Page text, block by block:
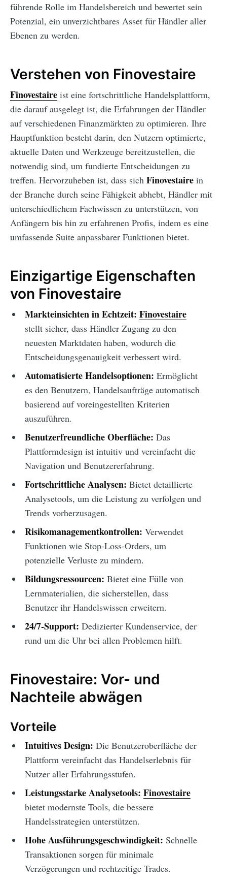
führende Rolle im Handelsbereich und bewertet sein
Potenzial, ein unverzichtbares Asset für Händler aller
Ebenen zu werden.
Verstehen von Finovestaire
Finovestaire ist eine fortschrittliche Handelsplattform,
die darauf ausgelegt ist, die Erfahrungen der Händler
auf verschiedenen Finanzmärkten zu optimieren. Ihre
Hauptfunktion besteht darin, den Nutzern optimierte,
aktuelle Daten und Werkzeuge bereitzustellen, die
notwendig sind, um fundierte Entscheidungen zu
treffen. Hervorzuheben ist, dass sich Finovestaire in
der Branche durch seine Fähigkeit abhebt, Händler mit
unterschiedlichem Fachwissen zu unterstützen, von
Anfängern bis hin zu erfahrenen Profis, indem es eine
umfassende Suite anpassbarer Funktionen bietet.
Einzigartige Eigenschaften
von Finovestaire
Markteinsichten in Echtzeit: Finovestaire
stellt sicher, dass Händler Zugang zu den
neuesten Marktdaten haben, wodurch die
Entscheidungsgenauigkeit verbessert wird.
Automatisierte Handelsoptionen: Ermöglicht
es den Benutzern, Handelsaufträge automatisch
basierend auf voreingestellten Kriterien
auszuführen.
Benutzerfreundliche Oberfläche: Das
Plattformdesign ist intuitiv und vereinfacht die
Navigation und Benutzererfahrung.
Fortschrittliche Analysen: Bietet detaillierte
Analysetools, um die Leistung zu verfolgen und
Trends vorherzusagen.
Risikomanagementkontrollen: Verwendet
Funktionen wie Stop-Loss-Orders, um
potenzielle Verluste zu mindern.
Bildungsressourcen: Bietet eine Fülle von
Lernmaterialien, die sicherstellen, dass
Benutzer ihr Handelswissen erweitern.
24/7-Support: Dedizierter Kundenservice, der
rund um die Uhr bei allen Problemen hilft.
Finovestaire: Vor- und
Nachteile abwägen
Vorteile
Intuitives Design: Die Benutzeroberfläche der
Plattform vereinfacht das Handelserlebnis für
Nutzer aller Erfahrungsstufen.
Leistungsstarke Analysetools: Finovestaire
bietet modernste Tools, die bessere
Handelsstrategien unterstützen.
Hohe Ausführungsgeschwindigkeit: Schnelle
Transaktionen sorgen für minimale
Verzögerungen und rechtzeitige Trades.